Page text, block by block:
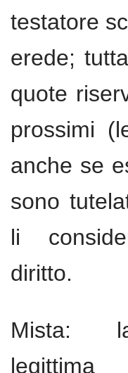
testatore
erede;
quote
prossimi
anche se
sono
li
diritto.
Mista: